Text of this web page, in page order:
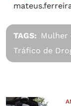
TAGS: Mulher
Tráfico de